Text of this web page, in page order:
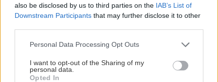
also be disclosed by us to third parties on the IAB’s List of
Downstream Participants that may further disclose it to other
Personal Data Processing Opt Outs
I want to opt-out of the Sharing of my
personal data.
Opted In
Λευκάδα Drone
ΡΟΗ ΕΙΔΗΣΕΩΝ